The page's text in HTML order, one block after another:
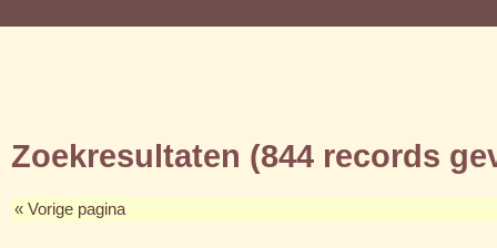
Zoekresultaten (844 records
« Vorige pagina